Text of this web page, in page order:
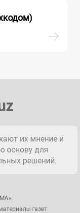
их мнение и
основу для
решений.
газет